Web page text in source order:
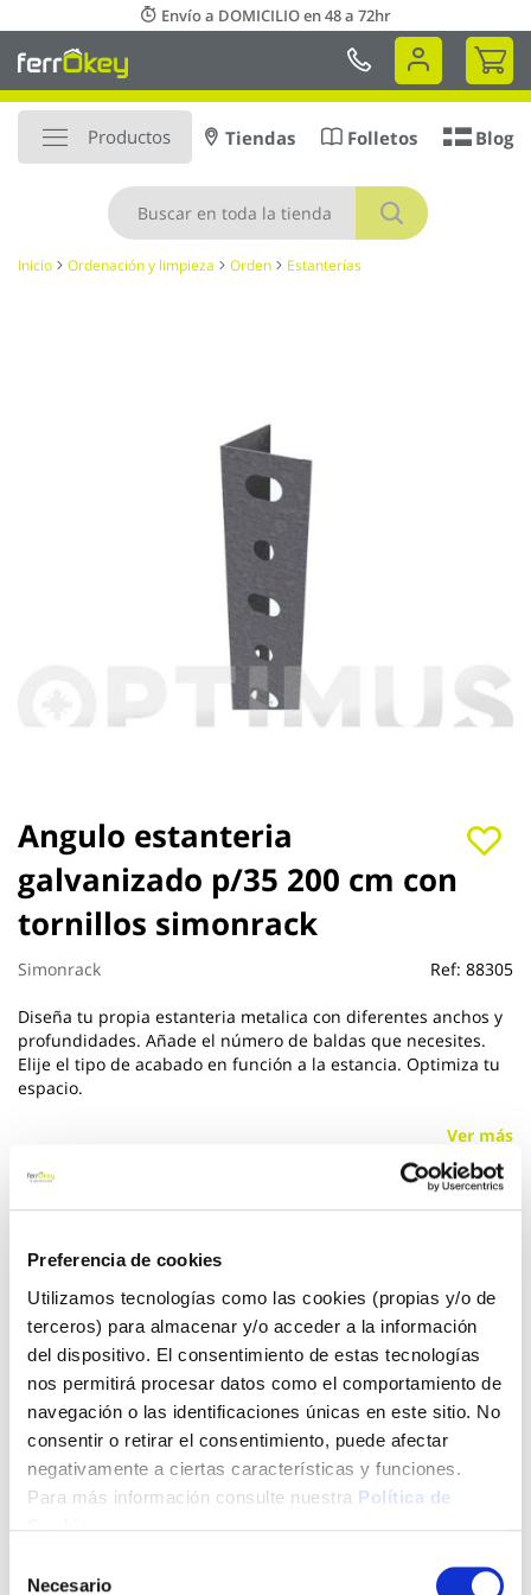
Preferencia de cookies
Utilizamos tecnologías como las cookies (propias y/o de
terceros) para almacenar y/o acceder a la información
del dispositivo. El consentimiento de estas tecnologías
nos permitirá procesar datos como el comportamiento de
navegación o las identificaciones únicas en este sitio. No
consentir o retirar el consentimiento, puede afectar
negativamente a ciertas características y funciones.
Para más información consulte nuestra Política de
Necesario
al
contenido
Envío a DOMICILIO en 48 a 72hr
Mi
Productos
Buscar
Tiendas Folletos Blog
Inicio Ordenación y limpieza Orden Estanterías
Angulo estanteria
galvanizado p/35 200 cm con
tornillos simonrack
Simonrack Ref: 88305
Diseña tu propia estanteria metalica con diferentes anchos y
profundidades. Añade el número de baldas que necesites.
Elije el tipo de acabado en función a la estancia. Optimiza tu
espacio.
Ver más
5,42 €
Añadir al carrito
Click&Collect - Recogida gratis
en nuestras tiendas
Envío a domicilio:
Saltar
al
comienzo
de
la
galería
de